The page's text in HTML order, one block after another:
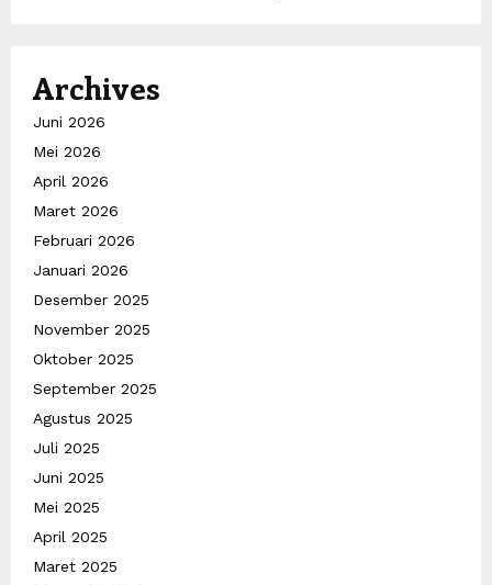
Archives
Juni 2026
Mei 2026
April 2026
Maret 2026
Februari 2026
Januari 2026
Desember 2025
November 2025
Oktober 2025
September 2025
Agustus 2025
Juli 2025
Juni 2025
Mei 2025
April 2025
Maret 2025